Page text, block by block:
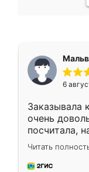
6
Заказывала
очень
посчитала,
Замерщик
делу со
за день,
Читать